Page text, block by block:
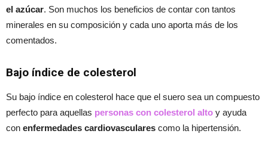
el azúcar. Son muchos los beneficios de contar con tantos
minerales en su composición y cada uno aporta más de los
comentados.
Bajo índice de colesterol
Su bajo índice en colesterol hace que el suero sea un compuesto
perfecto para aquellas personas con colesterol alto y ayuda
con enfermedades cardiovasculares como la hipertensión.